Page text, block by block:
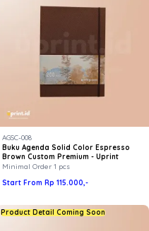
AGSC-008
Buku Agenda Solid Color Espresso
Brown Custom Premium - Uprint
Minimal Order 1 pcs
Start From Rp 115.000,-
Product Detail Coming Soon